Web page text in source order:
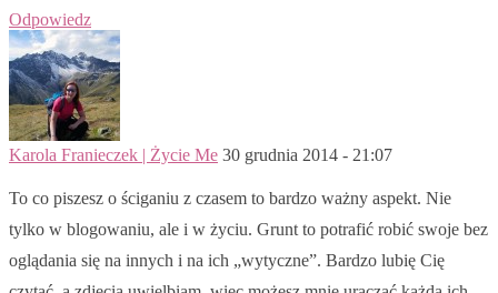
Odpowiedz
Karola Franieczek | Życie Me 30 grudnia 2014 - 21:07
To co piszesz o ściganiu z czasem to bardzo ważny aspekt. Nie
tylko w blogowaniu, ale i w życiu. Grunt to potrafić robić swoje bez
oglądania się na innych i na ich „wytyczne”. Bardzo lubię Cię